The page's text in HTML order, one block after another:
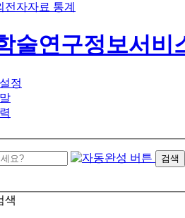
전자자료 통계
정
검색
색